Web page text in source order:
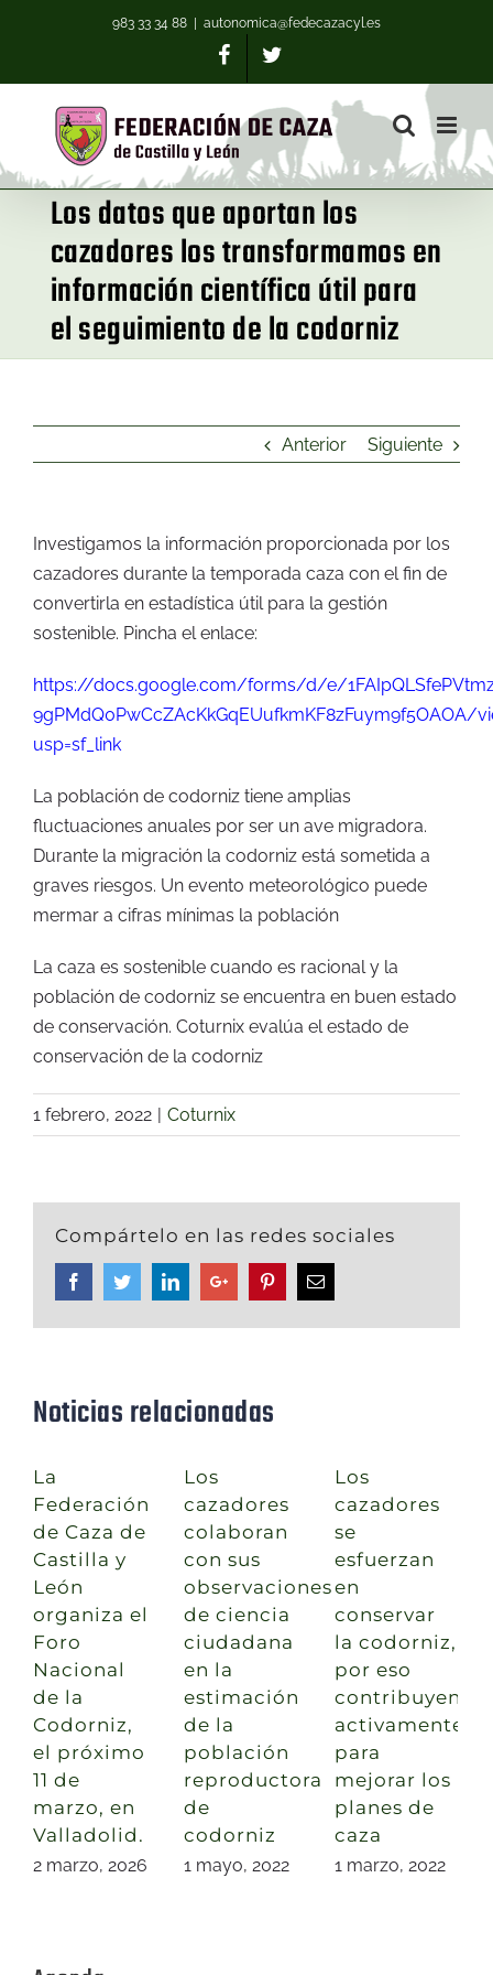
983 33 34 88 autonomica@fedecazacyl.es
Los datos que aportan los
cazadores los transformamos en
información científica útil para
el seguimiento de la codorniz
Anterior Siguiente
Investigamos la información proporcionada por los
cazadores durante la temporada caza con el fin de
convertirla en estadística útil para la gestión
sostenible. Pincha el enlace:
https://docs.google.com/forms/d/e/
9gPMdQ0PwCcZAcKkGqEUufkmKF8zFuym9f5OAOA/
usp=sf_link
La población de codorniz tiene amplias
fluctuaciones anuales por ser un ave migradora.
Durante la migración la codorniz está sometida a
graves riesgos. Un evento meteorológico puede
mermar a cifras mínimas la población
La caza es sostenible cuando es racional y la
población de codorniz se encuentra en buen estado
de conservación. Coturnix evalúa el estado de
conservación de la codorniz
1 febrero, 2022 | Coturnix
Compártelo en las redes sociales
FacebookTwitterLinkedinGoogle+ PinterestEmail
Noticias relacionadas
La
Federación
de Caza de
Castilla y
León
organiza el
Foro
Nacional
de la
Codorniz,
el próximo
11 de
marzo, en
Valladolid.
2 marzo, 2026
Los
cazadores
colaboran
con sus
observaciones
de ciencia
ciudadana
en la
estimación
de la
población
reproductora
de
codorniz
1 mayo, 2022
Los
cazadores
se
esfuerzan
en
conservar
la codorniz,
por eso
contribuyen
activamente
para
mejorar los
planes de
caza
1 marzo, 2022